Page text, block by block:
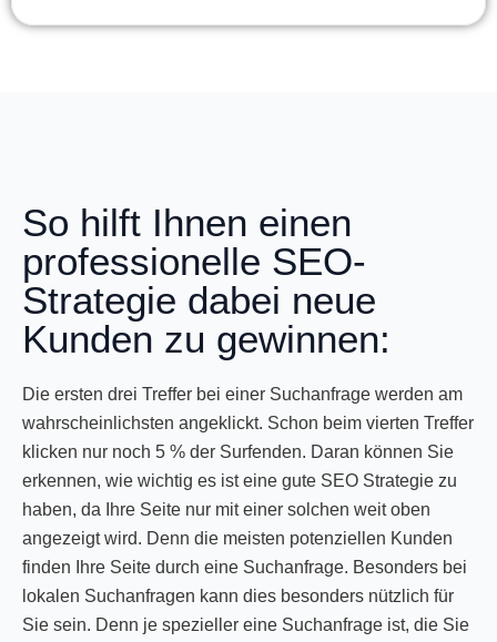
So hilft Ihnen einen
professionelle SEO-
Strategie dabei neue
Kunden zu gewinnen:
Die ersten drei Treffer bei einer Suchanfrage werden am
wahrscheinlichsten angeklickt. Schon beim vierten Treffer
klicken nur noch 5 % der Surfenden. Daran können Sie
erkennen, wie wichtig es ist eine gute SEO Strategie zu
haben, da Ihre Seite nur mit einer solchen weit oben
angezeigt wird. Denn die meisten potenziellen Kunden
finden Ihre Seite durch eine Suchanfrage. Besonders bei
lokalen Suchanfragen kann dies besonders nützlich für
Sie sein. Denn je spezieller eine Suchanfrage ist, die Sie